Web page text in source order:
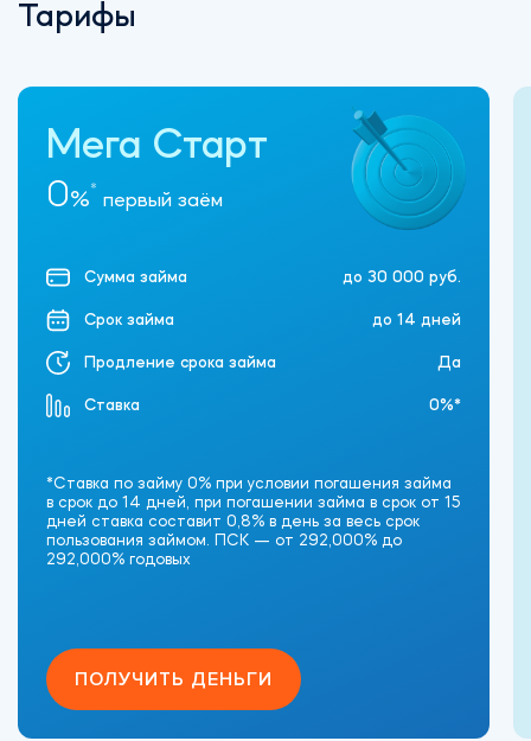
Тарифы
Мега Старт
0%* первый заём
Сумма займа до 30 000 руб.
Срок займа до 14 дней
Продление срока займа Да
Ставка 0%*
*Ставка по займу 0% при условии погашения займа
в срок до 14 дней, при погашении займа в срок от 15
дней ставка составит 0,8% в день за весь срок
пользования займом. ПСК — от 292,000% до
292,000% годовых
ПОЛУЧИТЬ ДЕНЬГИ